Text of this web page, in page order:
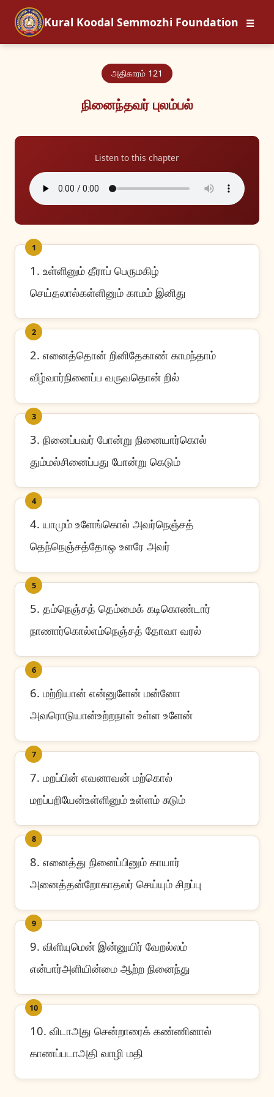
Kural Koodal Semmozhi Foundation ☰
அதிகாரம் 121
நினைந்தவர் புலம்பல்
Listen to this chapter
1
1. உள்ளினும் தீராப் பெருமகிழ்
செய்தலால்கள்ளினும் காமம் இனிது
2
2. எனைத்தொன் றினிதேகாண் காமந்தாம்
வீழ்வார்நினைப்ப வருவதொன் றில்
3
3. நினைப்பவர் போன்று நினையார்கொல்
தும்மல்சினைப்பது போன்று கெடும்
4
4. யாமும் உளேங்கொல் அவர்நெஞ்சத்
தெந்நெஞ்சத்தோஒ உளரே அவர்
5
5. தம்நெஞ்சத் தெம்மைக் கடிகொண்டார்
நாணார்கொல்எம்நெஞ்சத் தோவா வரல்
6
6. மற்றியான் என்னுளேன் மன்னோ
அவரொடுயான்உற்றநாள் உள்ள உளேன்
7
7. மறப்பின் எவனாவன் மற்கொல்
மறப்பறியேன்உள்ளினும் உள்ளம் சுடும்
8
8. எனைத்து நினைப்பினும் காயார்
அனைத்தன்றோகாதலர் செய்யும் சிறப்பு
9
9. விளியுமென் இன்னுயிர் வேறல்லம்
என்பார்அளியின்மை ஆற்ற நினைந்து
10
10. விடாஅது சென்றாரைக் கண்ணினால்
காணப்படாஅதி வாழி மதி